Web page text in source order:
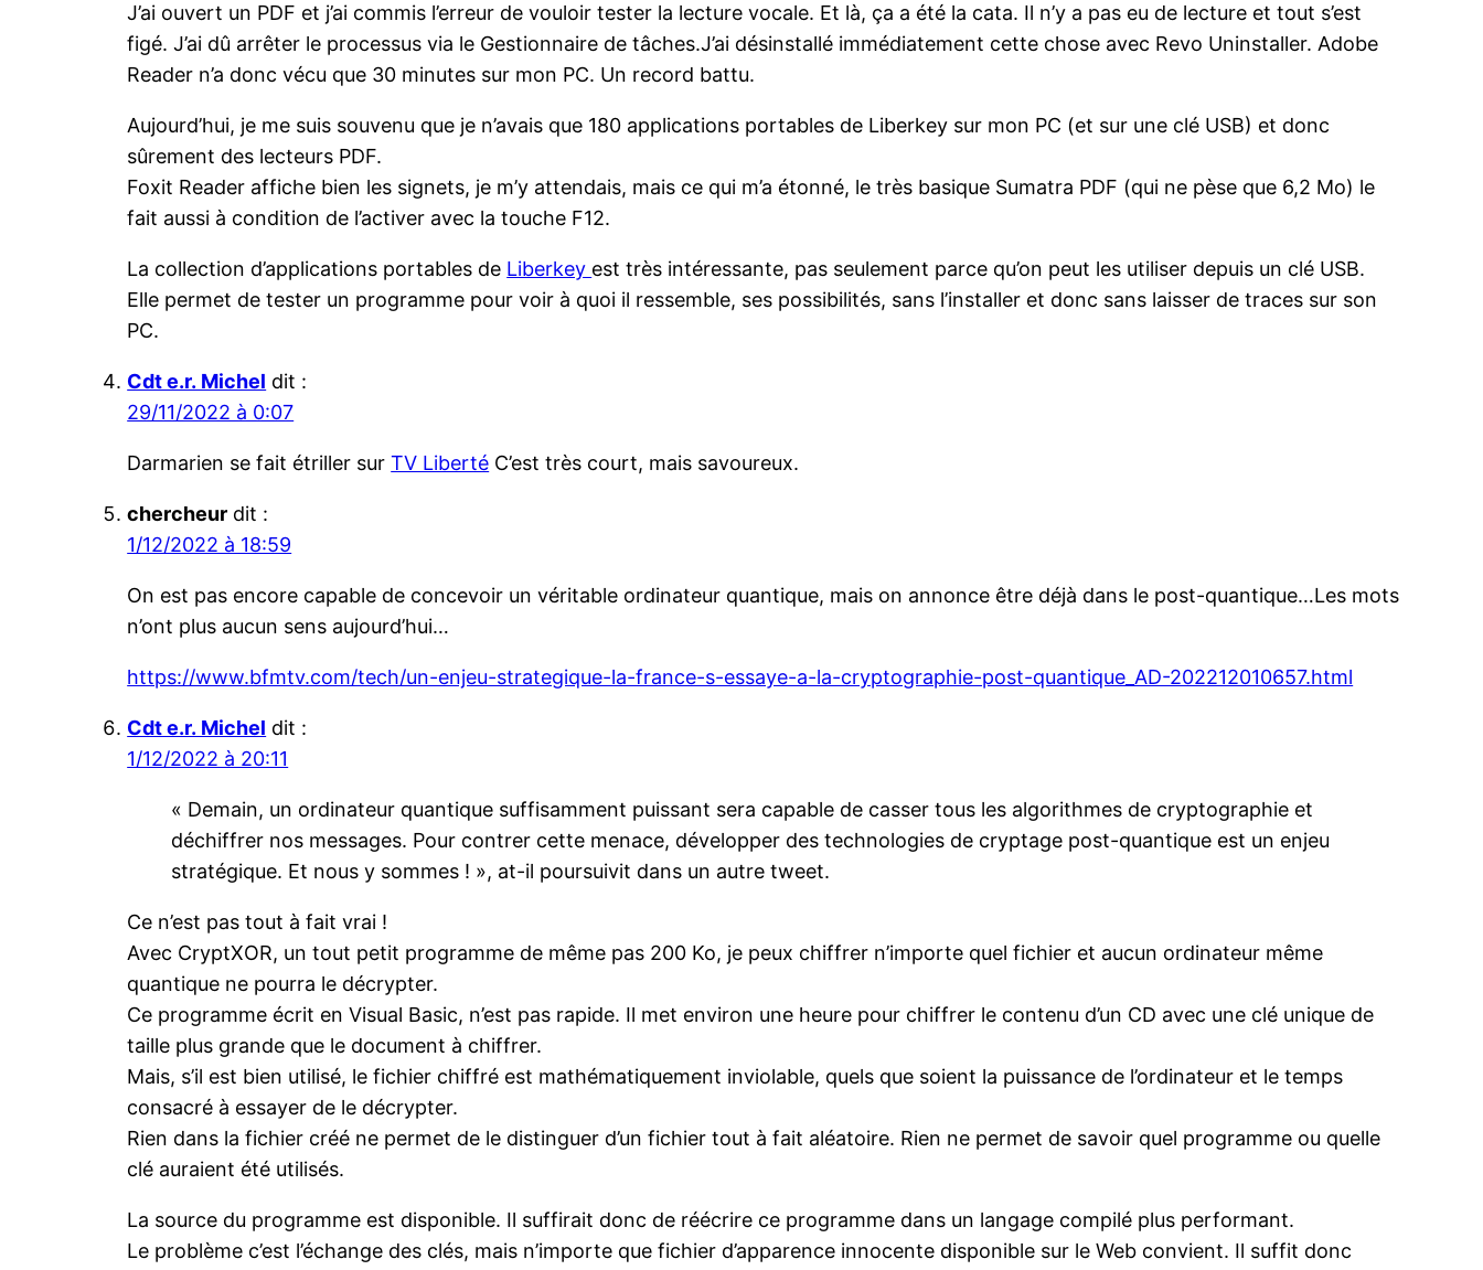
J’ai ouvert un PDF et j’ai commis l’erreur de vouloir tester la lecture vocale. Et là, ça a été la cata. Il n’y a pas eu de lecture et tout s’est
figé. J’ai dû arrêter le processus via le Gestionnaire de tâches.J’ai désinstallé immédiatement cette chose avec Revo Uninstaller. Adobe
Reader n’a donc vécu que 30 minutes sur mon PC. Un record battu.
Aujourd’hui, je me suis souvenu que je n’avais que 180 applications portables de Liberkey sur mon PC (et sur une clé USB) et donc
sûrement des lecteurs PDF.
Foxit Reader affiche bien les signets, je m’y attendais, mais ce qui m’a étonné, le très basique Sumatra PDF (qui ne pèse que 6,2 Mo) le
fait aussi à condition de l’activer avec la touche F12.
La collection d’applications portables de Liberkey est très intéressante, pas seulement parce qu’on peut les utiliser depuis un clé USB.
Elle permet de tester un programme pour voir à quoi il ressemble, ses possibilités, sans l’installer et donc sans laisser de traces sur son
PC.
Cdt e.r. Michel dit :
29/11/2022 à 0:07
Darmarien se fait étriller surTV Liberté C’est très court, mais savoureux.
chercheur dit :
1/12/2022 à 18:59
On est pas encore capable de concevoir un véritable ordinateur quantique, mais on annonce être déjà dans le post-quantique…Les mots
n’ont plus aucun sens aujourd’hui…
https://www.bfmtv.com/tech/un-enjeu-strategique-la-france-s-essaye-a-la-cryptographie-post-quantique_AD-202212010657.html
Cdt e.r. Michel dit :
1/12/2022 à 20:11
« Demain, un ordinateur quantique suffisamment puissant sera capable de casser tous les algorithmes de cryptographie et
déchiffrer nos messages. Pour contrer cette menace, développer des technologies de cryptage post-quantique est un enjeu
stratégique. Et nous y sommes ! », at-il poursuivit dans un autre tweet.
Ce n’est pas tout à fait vrai !
Avec CryptXOR, un tout petit programme de même pas 200 Ko, je peux chiffrer n’importe quel fichier et aucun ordinateur même
quantique ne pourra le décrypter.
Ce programme écrit en Visual Basic, n’est pas rapide. Il met environ une heure pour chiffrer le contenu d’un CD avec une clé unique de
taille plus grande que le document à chiffrer.
Mais, s’il est bien utilisé, le fichier chiffré est mathématiquement inviolable, quels que soient la puissance de l’ordinateur et le temps
consacré à essayer de le décrypter.
Rien dans la fichier créé ne permet de le distinguer d’un fichier tout à fait aléatoire. Rien ne permet de savoir quel programme ou quelle
clé auraient été utilisés.
La source du programme est disponible. Il suffirait donc de réécrire ce programme dans un langage compilé plus performant.
Le problème c’est l’échange des clés, mais n’importe que fichier d’apparence innocente disponible sur le Web convient. Il suffit donc